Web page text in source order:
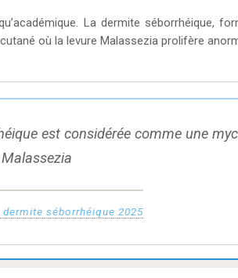
La dermite séborrhéique,
où la levure Malassezia prolifère
est considérée comme une
dermite séborrhéique 2025